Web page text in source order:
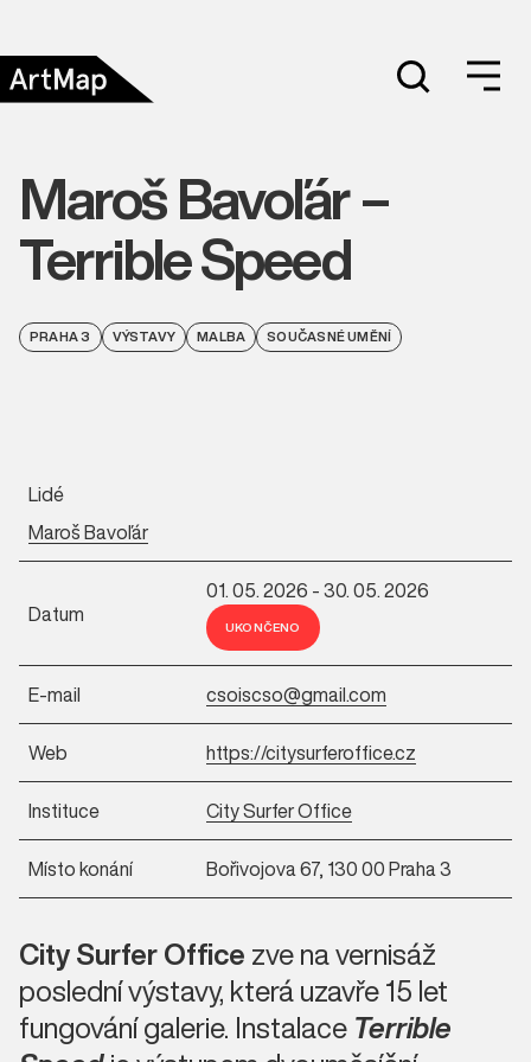
Maroš Bavoľár –
Terrible Speed
PRAHA 3 VÝSTAVY MALBA SOUČASNÉ UMĚNÍ
Lidé
Maroš Bavoľár
Datum
01. 05. 2026 - 30. 05. 2026
UKONČENO
E-mail csoiscso@gmail.com
Web https://citysurferoffice.cz
Instituce City Surfer Office
Místo konání Bořivojova 67, 130 00 Praha 3
City Surfer Officezve na vernisáž
poslední výstavy, která uzavře 15 let
fungování galerie. InstalaceTerrible